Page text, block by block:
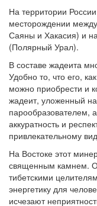
На территории
месторождении
Саяны и Хакасия) и
(Полярный Урал).
В составе жадеита
Удобно то, что его,
можно приобрести и
жадеит, уложенный
парообразователем,
аккуратность и
привлекательному
На Востоке этот
священным камнем.
тибетскими
энергетику для
исчезают